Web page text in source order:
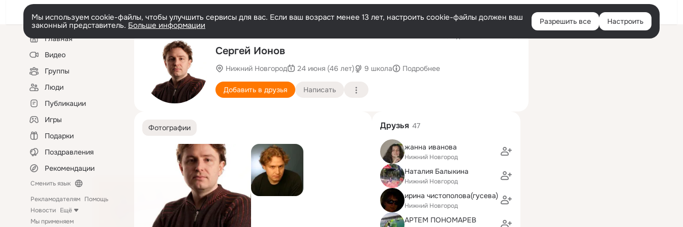
Войти
Мы используем cookie-файлы, чтобы улучшить сервисы для вас. Если ваш возраст менее 13 лет, настроить cookie-файлы должен ваш
законный представитель. Больше информации Разрешить все Настроить
Левая
колонкаГлавная
Видео
Группы
Люди
Публикации
Игры
Подарки
Поздравления
Рекомендации
Сменить язык
Рекламодателям Помощь
Новости Ещё
Мы применяем
Сергей Ионов
Нижний Новгород 24 июня (46 лет) 9 школа Подробнее
Добавить в друзья Написать
Фотографии Друзья 47
жанна иванова
Нижний Новгород
Наталия Балыкина
Нижний Новгород
ирина чистополова(гусева)
Нижний Новгород
АРТЕМ ПОНОМАРЕВ